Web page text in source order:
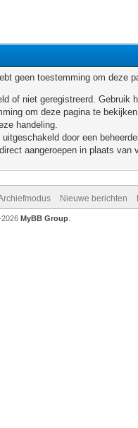
geen toestemming om deze
of niet geregistreerd.
om deze pagina te
handeling.
door een
aangeroepen in plaats van
Nieuwe berichten
MyBB Group.